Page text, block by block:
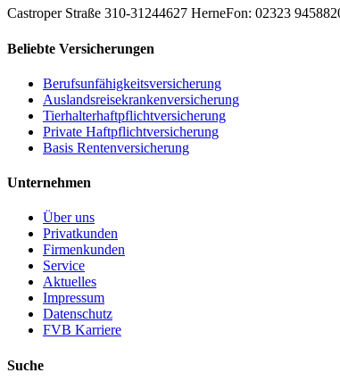
Castroper Straße 310-31244627 HerneFon: 02323
Beliebte Versicherungen
Berufsunfähigkeitsversicherung
Auslandsreisekrankenversicherung
Tierhalterhaftpflichtversicherung
Private Haftpflichtversicherung
Basis Rentenversicherung
Unternehmen
Über uns
Privatkunden
Firmenkunden
Service
Aktuelles
Impressum
Datenschutz
FVB Karriere
Suche